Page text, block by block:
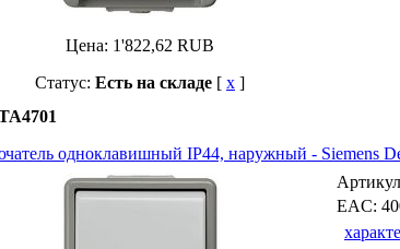
Цена: 1'822,62 RUB
Статус: Есть на складе [ x ]
одноклавишный IP44, наружный - Siemens
EAC: